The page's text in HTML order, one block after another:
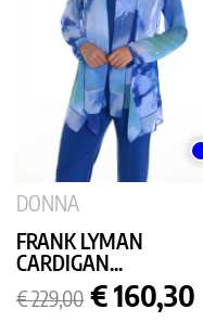
DONNA
FRANK LYMAN
CARDIGAN...
Prezzo
base
€ 229,00 Prezzo
€ 160,30